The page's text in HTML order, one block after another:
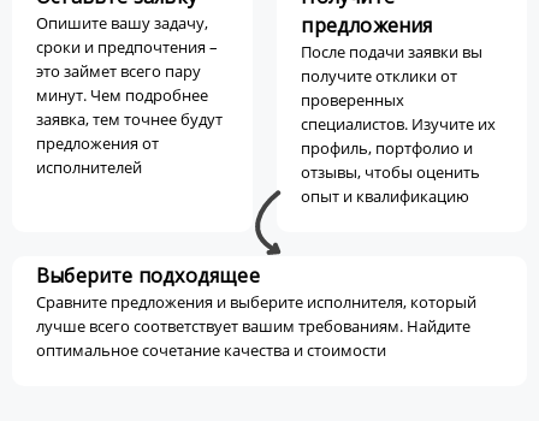
Опишите вашу задачу,
сроки и предпочтения –
это займет всего пару
минут. Чем подробнее
заявка, тем точнее будут
предложения от
исполнителей
предложения
После подачи заявки вы
получите отклики от
проверенных
специалистов. Изучите их
профиль, портфолио и
отзывы, чтобы оценить
опыт и квалификацию
Выберите подходящее
Сравните предложения и выберите исполнителя, который
лучше всего соответствует вашим требованиям. Найдите
оптимальное сочетание качества и стоимости